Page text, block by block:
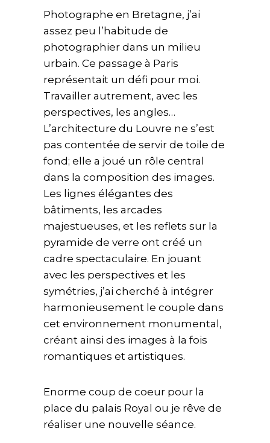
Photographe en Bretagne, j’ai
assez peu l’habitude de
photographier dans un milieu
urbain. Ce passage à Paris
représentait un défi pour moi.
Travailler autrement, avec les
perspectives, les angles…
L’architecture du Louvre ne s’est
pas contentée de servir de toile de
fond; elle a joué un rôle central
dans la composition des images.
Les lignes élégantes des
bâtiments, les arcades
majestueuses, et les reflets sur la
pyramide de verre ont créé un
cadre spectaculaire. En jouant
avec les perspectives et les
symétries, j’ai cherché à intégrer
harmonieusement le couple dans
cet environnement monumental,
créant ainsi des images à la fois
romantiques et artistiques.
Enorme coup de coeur pour la
place du palais Royal ou je rêve de
réaliser une nouvelle séance.